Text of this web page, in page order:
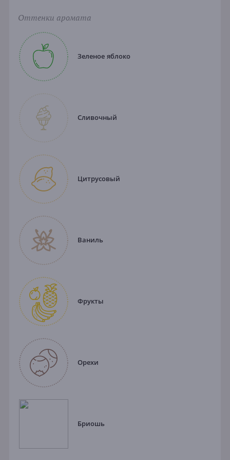
Оттенки аромата
Зеленое яблоко
Сливочный
Цитрусовый
Ваниль
Фрукты
Орехи
Бриошь